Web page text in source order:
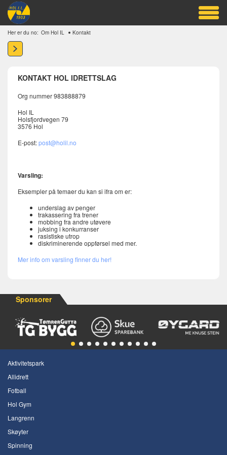
Her er du no: Om Hol IL Kontakt
KONTAKT HOL IDRETTSLAG
Org nummer 983888879
Hol IL
Holsfjordvegen 79
3576 Hol
E-post:post@holil.no
Varsling:
Eksempler på temaer du kan si ifra om er:
underslag av penger
trakassering fra trener
mobbing fra andre utøvere
juksing i konkurranser
rasistiske utrop
diskriminerende oppførsel med mer.
Mer info om varsling finner du her!
Sponsorer
Aktivitetspark
Allidrett
Fotball
Hol Gym
Langrenn
Skøyter
Spinning